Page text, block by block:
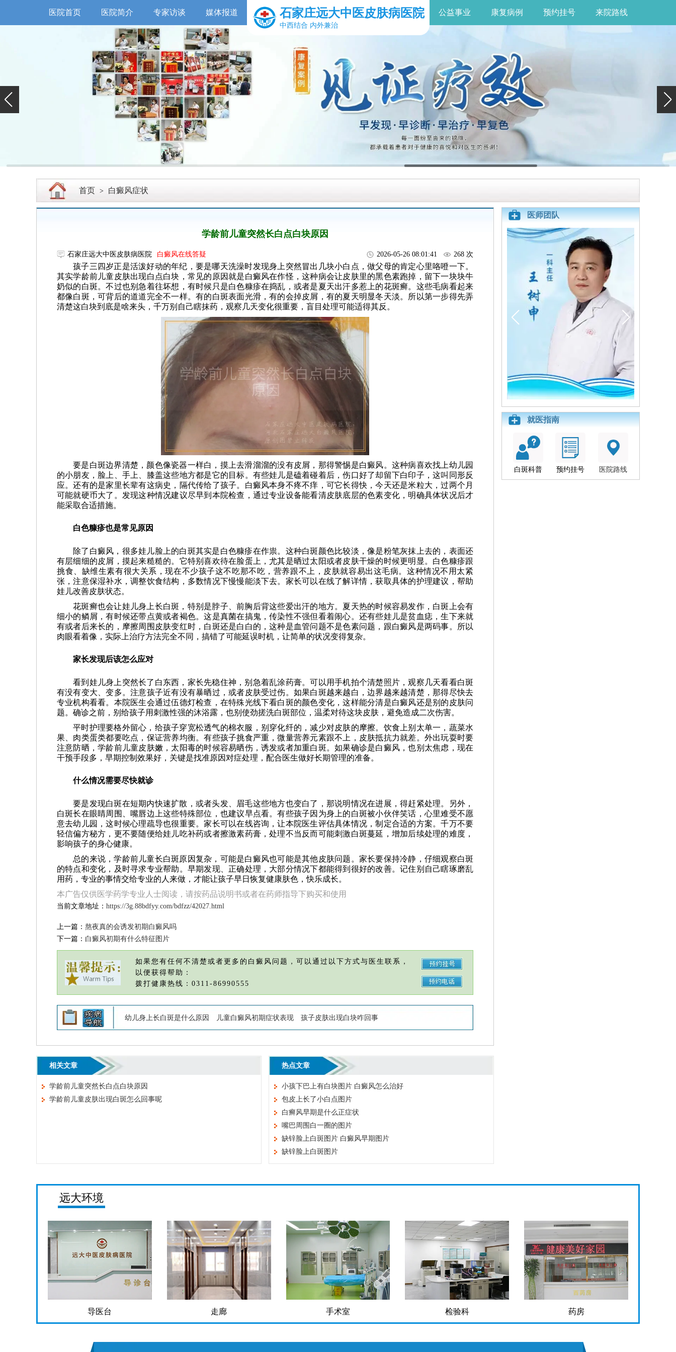
医院首页 医院简介 专家访谈 媒体报道 石家庄远大中医皮肤病医院
中西结合 内外兼治
公益事业 康复病例 预约挂号 来院路线
首页 > 白癜风症状
学龄前儿童突然长白点白块原因
石家庄远大中医皮肤病医院 白癜风在线答疑 2026-05-26 08:01:41 268 次
孩子三四岁正是活泼好动的年纪，要是哪天洗澡时发现身上突然冒出几块小白点，做父母的肯定心里咯噔一下。
其实学龄前儿童皮肤出现白点白块，常见的原因就是白癜风在作怪，这种病会让皮肤里的黑色素跑掉，留下一块块牛
奶似的白斑。不过也别急着往坏想，有时候只是白色糠疹在捣乱，或者是夏天出汗多惹上的花斑癣。这些毛病看起来
都像白斑，可背后的道道完全不一样。有的白斑表面光滑，有的会掉皮屑，有的夏天明显冬天淡。所以第一步得先弄
清楚这白块到底是啥来头，千万别自己瞎抹药，观察几天变化很重要，盲目处理可能适得其反。
要是白斑边界清楚，颜色像瓷器一样白，摸上去滑溜溜的没有皮屑，那得警惕是白癜风。这种病喜欢找上幼儿园
的小朋友，脸上、手上、膝盖这些地方都是它的目标。有些娃儿是磕着碰着后，伤口好了却留下白印子，这叫同形反
应。还有的是家里长辈有这病史，隔代传给了孩子。白癜风本身不疼不痒，可它长得快，今天还是米粒大，过两个月
可能就硬币大了。发现这种情况建议尽早到本院检查，通过专业设备能看清皮肤底层的色素变化，明确具体状况后才
能采取合适措施。
白色糠疹也是常见原因
除了白癜风，很多娃儿脸上的白斑其实是白色糠疹在作祟。这种白斑颜色比较淡，像是粉笔灰抹上去的，表面还
有层细细的皮屑，摸起来糙糙的。它特别喜欢待在脸蛋上，尤其是晒过太阳或者皮肤干燥的时候更明显。白色糠疹跟
挑食、缺维生素有很大关系，现在不少孩子这不吃那不吃，营养跟不上，皮肤就容易出这毛病。这种情况不用太紧
张，注意保湿补水，调整饮食结构，多数情况下慢慢能淡下去。家长可以在线了解详情，获取具体的护理建议，帮助
娃儿改善皮肤状态。
花斑癣也会让娃儿身上长白斑，特别是脖子、前胸后背这些爱出汗的地方。夏天热的时候容易发作，白斑上会有
细小的鳞屑，有时候还带点黄或者褐色。这是真菌在搞鬼，传染性不强但看着闹心。还有些娃儿是贫血痣，生下来就
有或者后来长的，摩擦周围皮肤变红时，白斑还是白白的，这种是血管问题不是色素问题，跟白癜风是两码事。所以
肉眼看着像，实际上治疗方法完全不同，搞错了可能延误时机，让简单的状况变得复杂。
家长发现后该怎么应对
看到娃儿身上突然长了白东西，家长先稳住神，别急着乱涂药膏。可以用手机拍个清楚照片，观察几天看看白斑
有没有变大、变多。注意孩子近有没有暴晒过，或者皮肤受过伤。如果白斑越来越白，边界越来越清楚，那得尽快去
专业机构看看。本院医生会通过伍德灯检查，在特殊光线下看白斑的颜色变化，这样能分清是白癜风还是别的皮肤问
题。确诊之前，别给孩子用刺激性强的沐浴露，也别使劲搓洗白斑部位，温柔对待这块皮肤，避免造成二次伤害。
平时护理要格外留心，给孩子穿宽松透气的棉衣服，别穿化纤的，减少对皮肤的摩擦。饮食上别太单一，蔬菜水
果、肉类蛋类都要吃点，保证营养均衡。有些孩子挑食严重，微量营养元素跟不上，皮肤抵抗力就差。外出玩耍时要
注意防晒，学龄前儿童皮肤嫩，太阳毒的时候容易晒伤，诱发或者加重白斑。如果确诊是白癜风，也别太焦虑，现在
干预手段多，早期控制效果好，关键是找准原因对症处理，配合医生做好长期管理的准备。
什么情况需要尽快就诊
要是发现白斑在短期内快速扩散，或者头发、眉毛这些地方也变白了，那说明情况在进展，得赶紧处理。另外，
白斑长在眼睛周围、嘴唇边上这些特殊部位，也建议早点看。有些孩子因为身上的白斑被小伙伴笑话，心里难受不愿
意去幼儿园，这时候心理疏导也很重要。家长可以在线咨询，让本院医生评估具体情况，制定合适的方案。千万不要
轻信偏方秘方，更不要随便给娃儿吃补药或者擦激素药膏，处理不当反而可能刺激白斑蔓延，增加后续处理的难度，
影响孩子的身心健康。
总的来说，学龄前儿童长白斑原因复杂，可能是白癜风也可能是其他皮肤问题。家长要保持冷静，仔细观察白斑
的特点和变化，及时寻求专业帮助。早期发现、正确处理，大部分情况下都能得到很好的改善。记住别自己瞎琢磨乱
用药，专业的事情交给专业的人来做，才能让孩子早日恢复健康肤色，快乐成长。
本广告仅供医学药学专业人士阅读，请按药品说明书或者在药师指导下购买和使用
当前文章地址： https://3g.88bdfyy.com/bdfzz/42027.html
上一篇： 熬夜真的会诱发初期白癜风吗
下一篇： 白癜风初期有什么特征图片
如果您有任何不清楚或者更多的白癜风问题，可以通过以下方式与医生联系，
以便获得帮助：
拨打健康热线：0311-86990555
幼儿身上长白斑是什么原因 儿童白癜风初期症状表现 孩子皮肤出现白块咋回事
相关文章
学龄前儿童突然长白点白块原因
学龄前儿童皮肤出现白斑怎么回事呢
热点文章
小孩下巴上有白块图片 白癜风怎么治好
包皮上长了小白点图片
白癣风早期是什么正症状
嘴巴周围白一圈的图片
缺锌脸上白斑图片 白癜风早期图片
缺锌脸上白斑图片
医师团队
就医指南
白斑科普 预约挂号 医院路线
远大环境
导医台 走廊 手术室 检验科 药房